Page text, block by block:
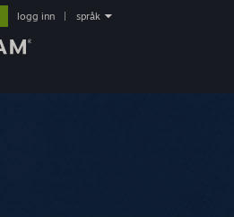
logg inn språk